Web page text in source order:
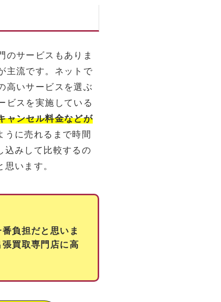
のサービスもありま
主流です。ネットで
高いサービスを選ぶ
ビスを実施している
ャンセル料金などが
うに売れるまで時間
込みして比較するの
います。
負担だと思いま
買取専門店に高